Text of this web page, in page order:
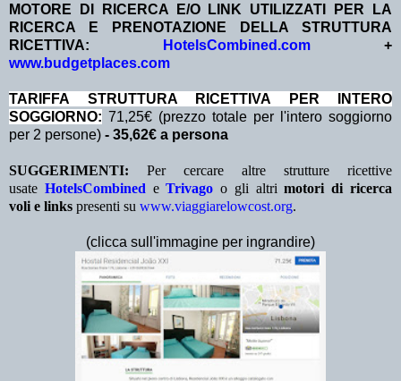
MOTORE DI RICERCA E/O LINK UTILIZZATI PER LA
RICERCA E PRENOTAZIONE DELLA STRUTTURA
RICETTIVA:
HotelsCombined.com +
www.budgetplaces.com
TA RIFFA STRUTTURA RICETTIVA PER INTERO
SOGGIORNO: 71,25€ (prezzo totale per l'intero soggiorno
per 2 persone) - 35,62€ a persona
SUGGERIMENTI: Per cercare altre strutture ricettive
usate HotelsCombined eTrivago o gli altrimotori di ricerca
voli e links presenti su www.viaggiarelowcost.org.
(clicca sull'immagine per ingrandire)